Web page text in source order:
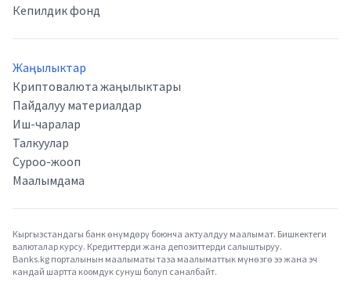
Кепилдик фонд
Жаңылыктар
Криптовалюта жаңылыктары
Пайдалуу материалдар
Иш-чаралар
Талкуулар
Суроо-жооп
Маалымдама
Кыргызстандагы банк өнүмдөрү боюнча актуалдуу маалымат. Бишкектеги
валюталар курсу. Кредиттерди жана депозиттерди салыштыруу.
Banks.kg порталынын маалыматы таза маалыматтык мүнөзгө ээ жана эч
кандай шартта коомдук сунуш болуп саналбайт.